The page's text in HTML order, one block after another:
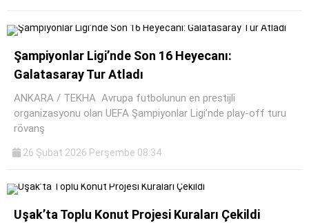
Şampiyonlar Ligi’nde Son 16 Heyecanı:
Galatasaray Tur Atladı
ANKARA / TEKHA Avrupa futbolunun en prestijli
organizasyonu olan UEFA Şampiyonlar Ligi’nde play-off turu
rövanş
26 Şubat 2026 Perşembe 08:34
Uşak’ta Toplu Konut Projesi Kuraları Çekildi